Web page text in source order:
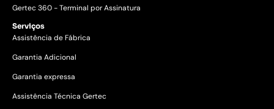
Gertec 360 - Terminal por Assinatura
Serviços
Assistência de Fábrica
Garantia Adicional
Garantia expressa
Assistência Técnica Gertec